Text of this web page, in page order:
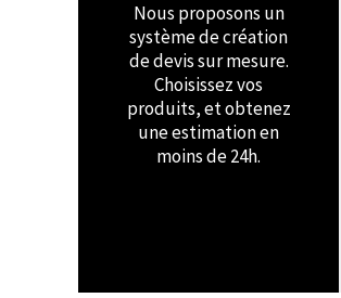
Nous proposons un
système de création
de devis sur mesure.
Choisissez vos
produits, et obtenez
une estimation en
moins de 24h.